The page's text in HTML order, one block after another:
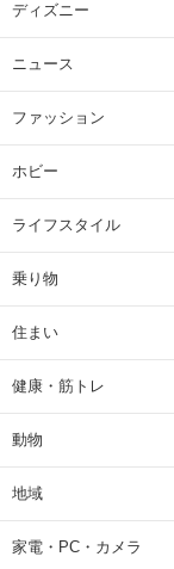
ディズニー
ニュース
ファッション
ホビー
ライフスタイル
乗り物
住まい
健康・筋トレ
動物
地域
家電・PC・カメラ